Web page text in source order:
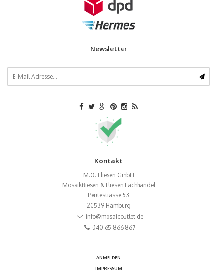
Newsletter
Kontakt
M.O. Fliesen GmbH
Mosaikfliesen & Fliesen Fachhandel
Peutestrasse 53
20539 Hamburg
info@mosaicoutlet.de
040 65 866 867
ANMELDEN
IMPRESSUM